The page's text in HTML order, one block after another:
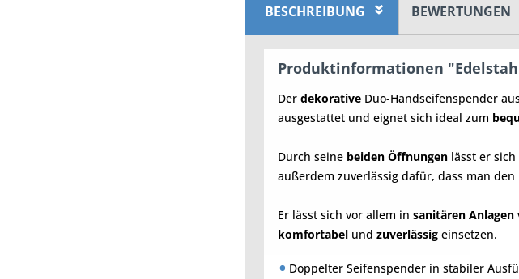
BESCHREIBUNG BEWERTUNGEN
Produktinformationen "Edelstahl
Der dekorative Duo-Handseifenspender
ausgestattet und eignet sich ideal zum
Durch seine beiden Öffnungen lässt er
außerdem zuverlässig dafür, dass man den
Er lässt sich vor allem in sanitären Anlagen
komfortabel und zuverlässig einsetzen.
Doppelter Seifenspender in stabiler